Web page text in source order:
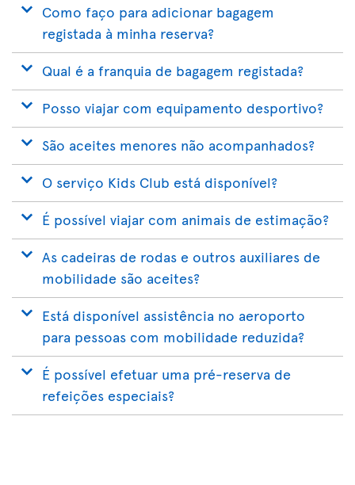
Como faço para adicionar bagagem
registada à minha reserva?
Qual é a franquia de bagagem registada?
Posso viajar com equipamento desportivo?
São aceites menores não acompanhados?
O serviço Kids Club está disponível?
É possível viajar com animais de estimação?
As cadeiras de rodas e outros auxiliares de
mobilidade são aceites?
Está disponível assistência no aeroporto
para pessoas com mobilidade reduzida?
É possível efetuar uma pré-reserva de
refeições especiais?